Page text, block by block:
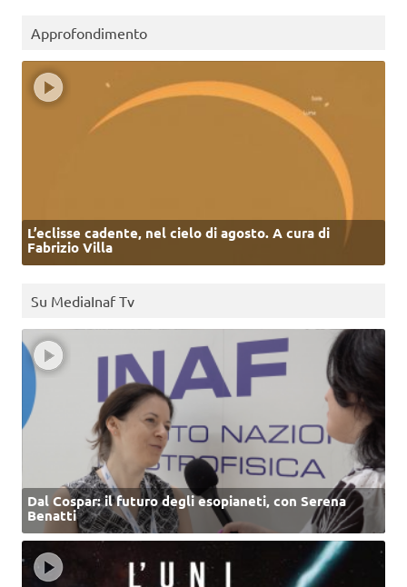
Approfondimento
L’eclisse cadente, nel cielo di agosto. A cura di
Fabrizio Villa
Su MediaInaf Tv
Dal Cospar: il futuro degli esopianeti, con Serena
Benatti